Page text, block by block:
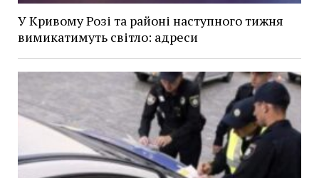
У Кривому Розі та районі наступного тижня
вимикатимуть світло: адреси